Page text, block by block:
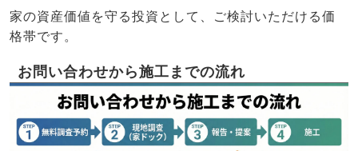
家の資産価値を守る投資として、ご検討いただける価
格帯です。
お問い合わせから施工までの流れ